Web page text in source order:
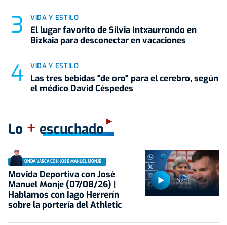
VIDA Y ESTILO
El lugar favorito de Silvia Intxaurrondo en
Bizkaia para desconectar en vacaciones
VIDA Y ESTILO
Las tres bebidas "de oro" para el cerebro, según
el médico David Céspedes
Lo + escuchado
52:11
ONDA VASCA CON JOSÉ MANUEL MONJE
Movida Deportiva con José
Manuel Monje (07/08/26) |
Hablamos con Iago Herrerín
sobre la portería del Athletic